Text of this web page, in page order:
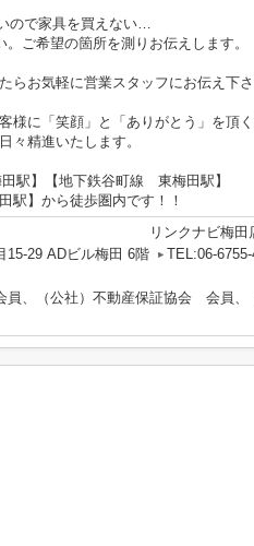
ので家具を買えない…
ご希望の箇所を測りお伝えします。
らお気軽に営業スタッフにお伝え下さ
様に「笑顔」と「ありがとう」を頂
々精進いたします。
駅】【地下鉄谷町線 東梅田駅】
から徒歩圏内です！！
会社 リンクナビ梅田
15-29 ADビル梅田 6階
TEL:06-
員、（公社）不動産保証協会 会員、